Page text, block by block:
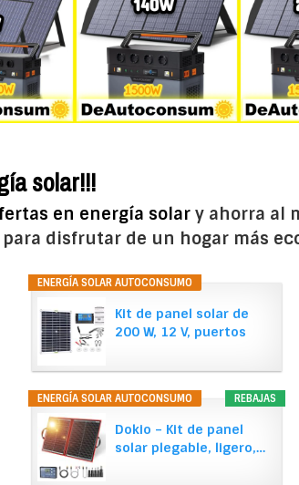
solar!!!
en energía solar y ahorra al
para disfrutar de un hogar más
ENERGÍA SOLAR AUTOCONSUMO
Kit de panel solar de
200 W, 12 V, puertos
REBAJAS
ENERGÍA SOLAR AUTOCONSUMO
Dokio – Kit de panel
solar plegable, ligero,…